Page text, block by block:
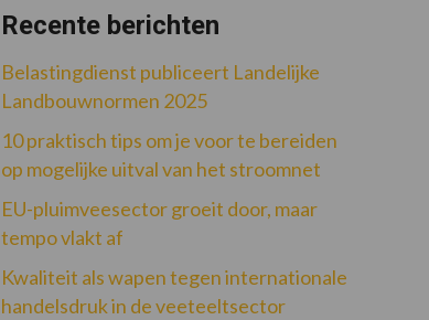
Recente berichten
Belastingdienst publiceert Landelijke
Landbouwnormen 2025
10 praktisch tips om je voor te bereiden
op mogelijke uitval van het stroomnet
EU-pluimveesector groeit door, maar
tempo vlakt af
Kwaliteit als wapen tegen internationale
handelsdruk in de veeteeltsector